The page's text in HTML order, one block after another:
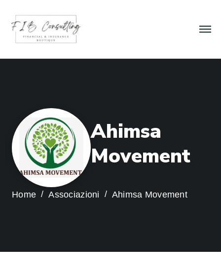
Ahimsa
Movement
Home Associazioni Ahimsa Movement